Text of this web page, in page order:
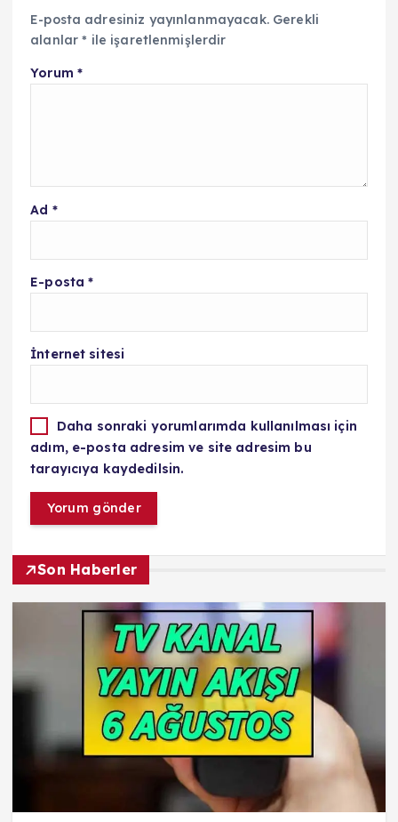
E-posta adresiniz yayınlanmayacak. Gerekli
alanlar* ile işaretlenmişlerdir
Yorum *
Ad *
E-posta*
İnternet sitesi
Daha sonraki yorumlarımda kullanılması için
adım, e-posta adresim ve site adresim bu
tarayıcıya kaydedilsin.
Son Haberler